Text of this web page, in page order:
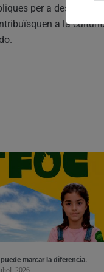
per a
a la
marcar la diferencia.
2026